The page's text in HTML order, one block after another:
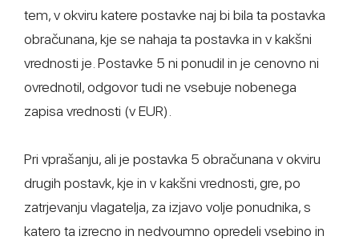
tem, v okviru katere postavke naj bi bila ta postavka
obračunana, kje se nahaja ta postavka in v kakšni
vrednosti je. Postavke 5 ni ponudil in je cenovno ni
ovrednotil, odgovor tudi ne vsebuje nobenega
zapisa vrednosti (v EUR).
Pri vprašanju, ali je postavka 5 obračunana v okviru
drugih postavk, kje in v kakšni vrednosti, gre, po
zatrjevanju vlagatelja, za izjavo volje ponudnika, s
katero ta izrecno in nedvoumno opredeli vsebino in